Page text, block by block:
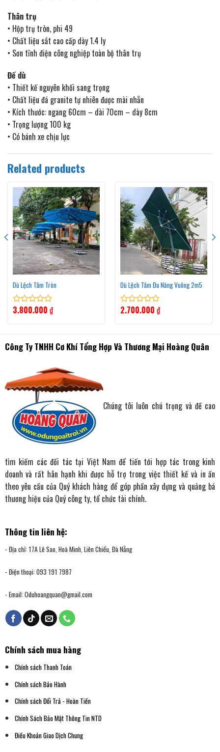
Thân trụ
• Hộp trụ tròn, phi 49
• Chất liệu sắt cao cấp dày 1.4 ly
• Sơn tĩnh điện công nghiệp toàn bộ thân trụ
Đế dù
• Thiết kế nguyên khối sang trọng
• Chất liệu đá granite tự nhiên được mài nhẵn
• Kích thước: ngang 60cm – dài 70cm – dày 8cm
• Trọng lượng 100 kg
• Có bánh xe chịu lực
Related products
Dù Lệch Tâm Tròn
Rated
3.800.000 ₫
Dù Lệch Tâm Đa Năng Vuông 2m5
Rated
2.700.000 ₫
Công Ty TNHH Cơ Khí Tổng Hợp Và Thương Mại Hoàng Quân
Chúng tôi luôn chú trọng và đề cao
tìm kiếm các đối tác tại Việt Nam để tiến tới hợp tác trong kinh
doanh và rất hân hạnh khi được hỗ trợ trong việc thiết kế và in ấn
theo yêu cầu của Quý khách hàng để góp phần xây dựng và quảng bá
thương hiệu của Quý công ty, tổ chức tài chính.
Thông tin liên hệ:
- Địa chỉ: 17A Lê Sao, Hoà Minh, Liên Chiểu, Đà Nẵng
- Điện thoại: 093 191 7987
- Email:Oduhoangquan@gmail.com
Chính sách mua hàng
Chính sách Thanh Toán
Chính sách Bảo Hành
Chính sách Đổi Trả - Hoàn Tiền
Chính Sách Bảo Mật Thông Tin NTD
Điều Khoản Giao Dịch Chung